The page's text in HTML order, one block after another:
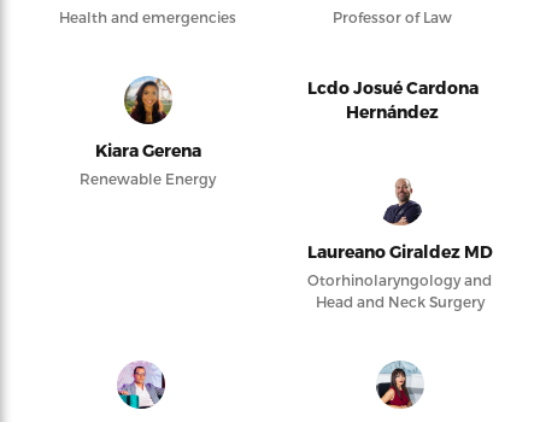
Health and emergencies Professor of Law
Kiara Gerena
Renewable Energy
Lcdo Josué Cardona
Hernández
Laureano Giraldez MD
Otorhinolaryngology and
Head and Neck Surgery